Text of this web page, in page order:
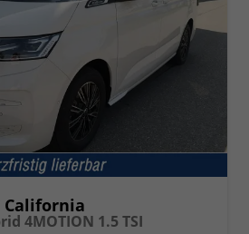
California
4MOTION 1.5 TSI